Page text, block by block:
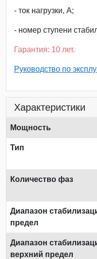
- ток нагрузки, А;
- номер ступени
Гарантия: 10 лет.
Руководство по
Характеристики
Мощность
Тип
Количество фаз
Диапазон
предел
Диапазон
верхний предел